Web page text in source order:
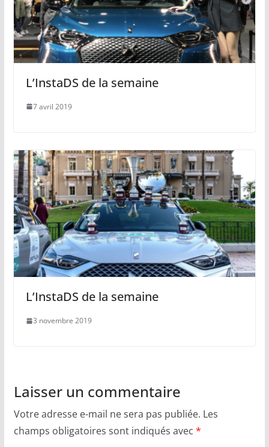
L’InstaDS de la semaine
7 avril 2019
L’InstaDS de la semaine
3 novembre 2019
Laisser un commentaire
Votre adresse e-mail ne sera pas publiée. Les
champs obligatoires sont indiqués avec *